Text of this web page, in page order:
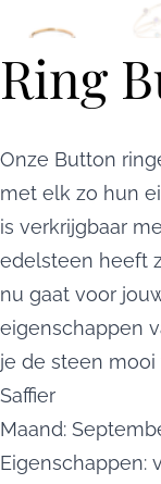
Ring
Onze Button
met elk zo hun
is verkrijgbaar
edelsteen heeft
nu gaat voor
eigenschappen
je de steen mooi
Saffier
Maand:
Eigenschappen: